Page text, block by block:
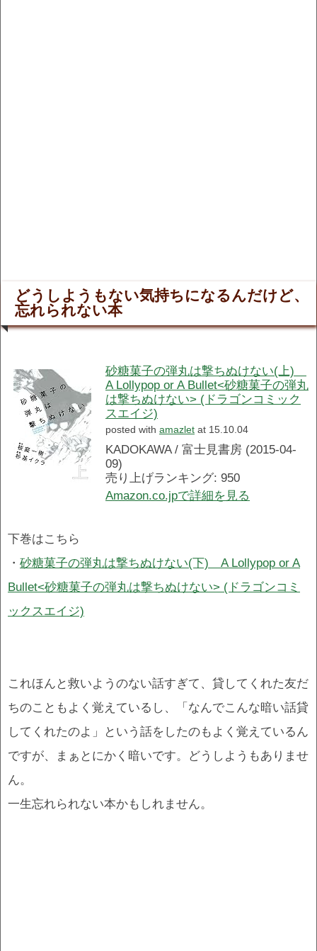
どうしようもない気持ちになるんだけど、
忘れられない本
砂糖菓子の弾丸は撃ちぬけない(上)
A Lollypop or A Bullet<砂糖菓子の弾丸
は撃ちぬけない> (ドラゴンコミック
スエイジ)
posted with amazlet at 15.10.04
KADOKAWA / 富士見書房 (2015-04-
09)
売り上げランキング: 950
Amazon.co.jpで詳細を見る
下巻はこちら
・ 砂糖菓子の弾丸は撃ちぬけない(下) A Lollypop or A
Bullet<砂糖菓子の弾丸は撃ちぬけない> (ドラゴンコミ
ックスエイジ)
これほんと救いようのない話すぎて、貸してくれた友だ
ちのこともよく覚えているし、「なんでこんな暗い話貸
してくれたのよ」という話をしたのもよく覚えているん
ですが、まぁとにかく暗いです。どうしようもありませ
ん。
一生忘れられない本かもしれません。